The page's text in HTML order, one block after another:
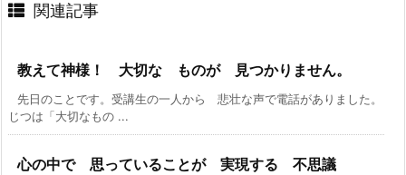
関連記事
教えて神様！ 大切な ものが 見つかりません。
先日のことです。受講生の一人から 悲壮な声で電話がありました。
じつは「大切なもの ...
心の中で 思っていることが 実現する 不思議